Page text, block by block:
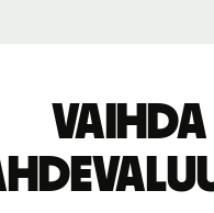
Vaihda